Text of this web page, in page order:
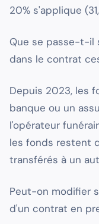
20% s'applique
Que se passe-t-il
dans le contrat
Depuis 2023, les
banque ou un
l'opérateur
les fonds restent
transférés à un
Peut-on modifier
d'un contrat en